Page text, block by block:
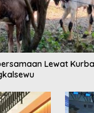
Lewat